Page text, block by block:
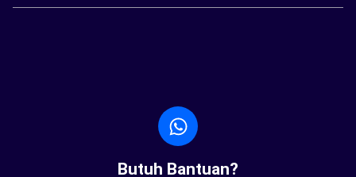
Butuh Bantuan?